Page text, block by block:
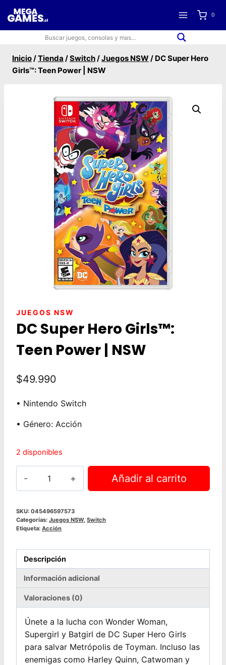
contenido
0
Inicio/Tienda /Switch/Juegos NSW/ DC Super Hero
Girls™: Teen Power | NSW
JUEGOS NSW
DC Super Hero Girls™:
Teen Power | NSW
$49.990
• Nintendo Switch
• Género: Acción
2 disponibles
Girls™:
Teen
Power
|
NSW
Añadir al carrito
SKU: 045496597573
Categorías: Juegos NSW, Switch
Etiqueta: Acción
Descripción
Información adicional
Valoraciones (0)
Únete a la lucha con Wonder Woman,
Supergirl y Batgirl de DC Super Hero Girls
para salvar Metrópolis de Toyman. Incluso las
enemigas como Harley Quinn, Catwoman y